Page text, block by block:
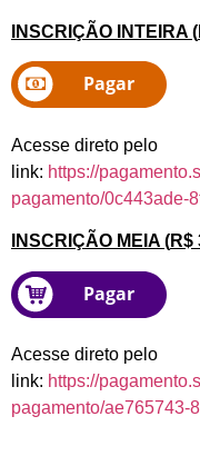
INSCRIÇÃO INTEIRA (
Acesse direto pelo
link: https://
pagamento/0c443ade-
INSCRIÇÃO MEIA (R$
Acesse direto pelo
link: https://
pagamento/ae765743-